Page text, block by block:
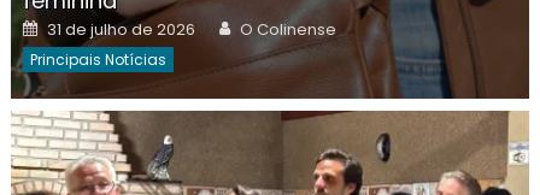
Posted
on
31 de julho de 2026 Author
O Colinense
Principais Notícias